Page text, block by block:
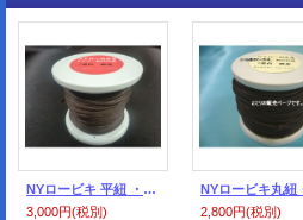
NYロービキ 平紐 ・3ミリ (７)濃茶 約50Mボビン巻
3,000円(税別)
2,800円(税別)